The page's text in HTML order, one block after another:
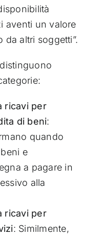
aventi un valore
da altri soggetti”.
ricavi per
di beni:
quando
e
a pagare in
alla
ricavi per
: Similmente,